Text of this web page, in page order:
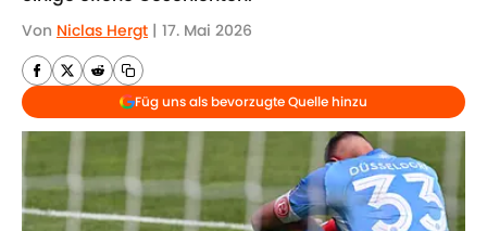
Von Niclas Hergt | 17. Mai 2026
Füg uns als bevorzugte Quelle hinzu